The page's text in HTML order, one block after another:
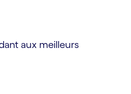
aux meilleurs